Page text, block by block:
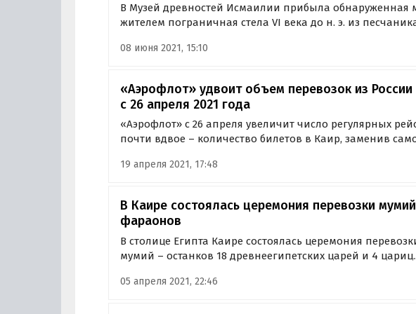
В Музей древностей Исмаилии прибыла обнаруженная
жителем пограничная стела VI века до н. э. из
Априя, правившего в 589–567 годах до н.э., сообщил д-р
08 июня 2021, 15:10
«Аэрофлот» удвоит объем перевозок из России
c 26 апреля 2021 года
«Аэрофлот» с 26 апреля увеличит число регулярных
почти вдвое – количество билетов в Каир, заменив
ограничения авиасообщения с Турцией, сообщает РБК
19 апреля 2021, 17:48
В Каире состоялась церемония перевозки
фараонов
В столице Египта Каире состоялась церемония
мумий – останков 18 древнеегипетских царей и 4 цариц.
фараонов».
05 апреля 2021, 22:46